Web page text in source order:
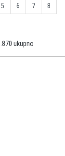
5 6 7 8
ukupno